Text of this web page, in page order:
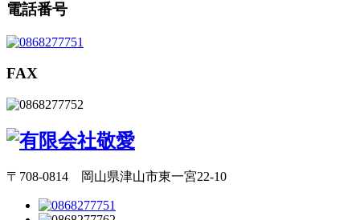
電話番号
FAX
〒708-0814 岡山県津山市東一宮22-10